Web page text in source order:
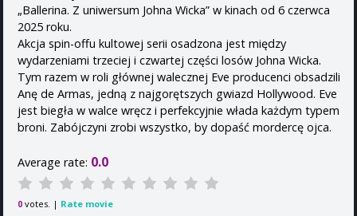
„Ballerina. Z uniwersum Johna Wicka” w kinach od 6 czerwca
2025 roku.
Akcja spin-offu kultowej serii osadzona jest między
wydarzeniami trzeciej i czwartej części losów Johna Wicka.
Tym razem w roli głównej walecznej Eve producenci obsadzili
Anę de Armas, jedną z najgorętszych gwiazd Hollywood. Eve
jest biegła w walce wręcz i perfekcyjnie włada każdym typem
broni. Zabójczyni zrobi wszystko, by dopaść mordercę ojca.
Average rate: 0.0
0 votes. | Rate movie